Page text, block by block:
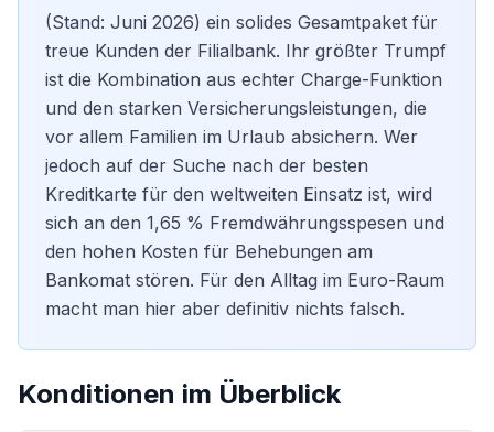
(Stand: Juni 2026) ein solides Gesamtpaket für
treue Kunden der Filialbank. Ihr größter Trumpf
ist die Kombination aus echter Charge-Funktion
und den starken Versicherungsleistungen, die
vor allem Familien im Urlaub absichern. Wer
jedoch auf der Suche nach der besten
Kreditkarte für den weltweiten Einsatz ist, wird
sich an den 1,65 % Fremdwährungsspesen und
den hohen Kosten für Behebungen am
Bankomat stören. Für den Alltag im Euro-Raum
macht man hier aber definitiv nichts falsch.
Konditionen im Überblick